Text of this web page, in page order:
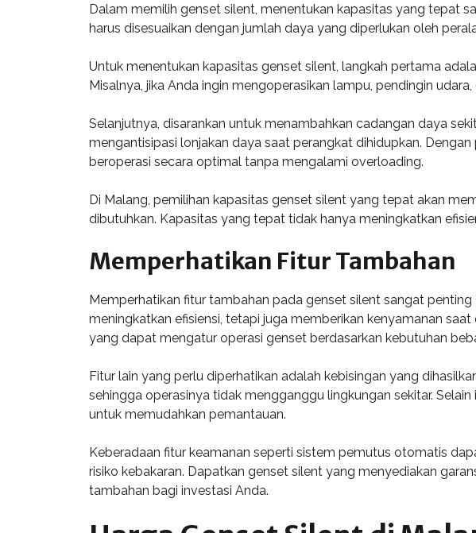
Dalam memilih genset silent, menentukan kapasitas yang tepat
harus disesuaikan dengan jumlah daya yang diperlukan oleh
Untuk menentukan kapasitas genset silent, langkah pertama
Misalnya, jika Anda ingin mengoperasikan lampu, pendingin
Selanjutnya, disarankan untuk menambahkan cadangan daya
mengantisipasi lonjakan daya saat perangkat dihidupkan.
beroperasi secara optimal tanpa mengalami overloading.
Di Malang, pemilihan kapasitas genset silent yang tepat akan
dibutuhkan. Kapasitas yang tepat tidak hanya meningkatkan
Memperhatikan Fitur Tambahan
Memperhatikan fitur tambahan pada genset silent sangat
meningkatkan efisiensi, tetapi juga memberikan kenyamanan
yang dapat mengatur operasi genset berdasarkan kebutuhan
Fitur lain yang perlu diperhatikan adalah kebisingan yang
sehingga operasinya tidak mengganggu lingkungan sekitar.
untuk memudahkan pemantauan.
Keberadaan fitur keamanan seperti sistem pemutus otomatis
risiko kebakaran. Dapatkan genset silent yang menyediakan
tambahan bagi investasi Anda.